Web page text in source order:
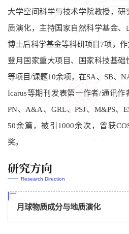
大学空间科学与技术学院教授，
质演化，主持国家自然科学基金、
博士后科学基金等科研项目7项，
登月国家重大项目、国家科技基础
等项目/课题10余项，在SA、SB、
Icarus等期刊发表第一作者/通讯作
PN、A&A、GRL、PSJ、M&PS、
50余篇，被引1000余次，曾获
奖。
研究方向
Research Direction
月球物质成分与地质演化